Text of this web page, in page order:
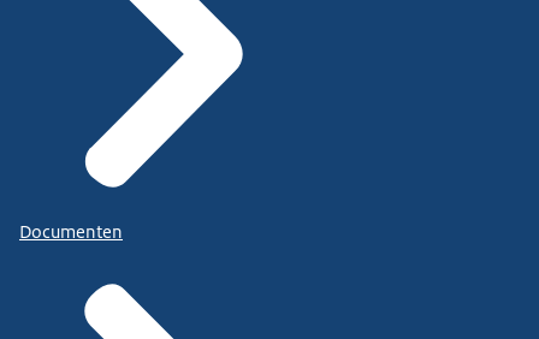
Documenten